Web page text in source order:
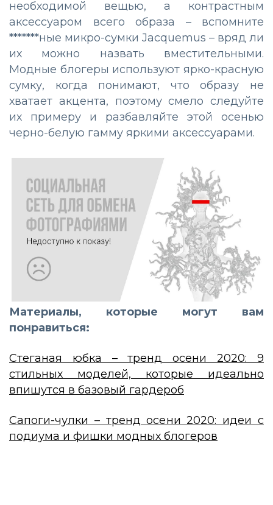
необходимой вещью, а контрастным
аксессуаром всего образа – вспомните
*******ные микро-сумки Jacquemus – вряд ли
их можно назвать вместительными.
Модные блогеры используют ярко-красную
сумку, когда понимают, что образу не
хватает акцента, поэтому смело следуйте
их примеру и разбавляйте этой осенью
черно-белую гамму яркими аксессуарами.
Материалы, которые могут вам
понравиться:
Стеганая юбка – тренд осени 2020: 9
стильных моделей, которые идеально
впишутся в базовый гардероб
Сапоги-чулки – тренд осени 2020: идеи с
подиума и фишки модных блогеров